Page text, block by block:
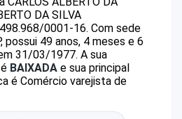
DA SILVA
0001-16. Com sede
possui 49 anos, 4 meses e 6
31/03/1977. A sua
BAIXADA e sua principal
é Comércio varejista de